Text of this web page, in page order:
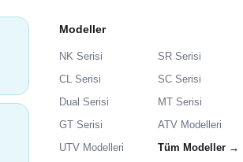
Modeller
NK Serisi
SR Serisi
CL Serisi
SC Serisi
Dual Serisi
MT Serisi
GT Serisi
ATV Modelleri
UTV Modelleri
Tüm Modeller →